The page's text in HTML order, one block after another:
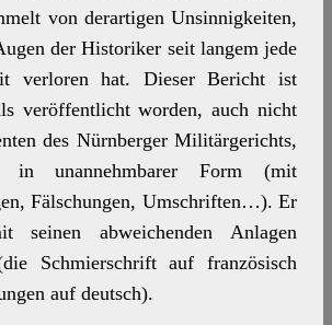
von derartigen Unsinnigkeiten,
der Historiker seit langem jede
verloren hat. Dieser Bericht ist
veröffentlicht worden, auch nicht
des Nürnberger Militärgerichts,
unannehmbarer Form (mit
Fälschungen, Umschriften…). Er
seinen abweichenden Anlagen
Schmierschrift auf französisch
auf deutsch).